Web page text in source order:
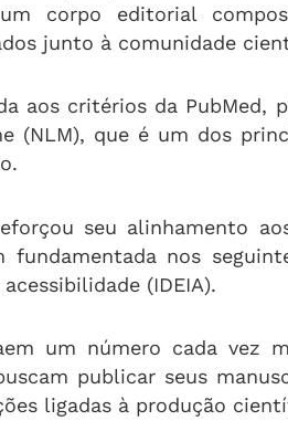
corpo editorial
junto à comunidade
aos critérios da PubMed,
(NLM), que é um dos
seu alinhamento
fundamentada nos
(IDEIA).
um número cada vez
publicar seus
ligadas à produção